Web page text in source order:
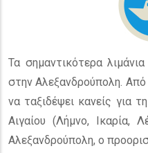
Τα σημαντικότερα
στην Αλεξανδρούπολη.
να ταξιδέψει κανείς για
Αιγαίου (Λήμνο, Ικαρία,
Αλεξανδρούπολη, ο